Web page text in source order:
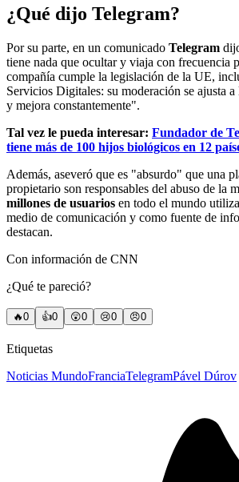
¿Qué dijo Telegram?
Por su parte, en un comunicado Telegram
tiene nada que ocultar y viaja con frecuencia
compañía cumple la legislación de la UE,
Servicios Digitales: su moderación se ajusta a
y mejora constantemente".
Tal vez le pueda interesar: Fundador de
tiene más de 100 hijos biológicos en 12
Además, aseveró que es "absurdo" que una
propietario son responsables del abuso de la
millones de usuarios en todo el mundo
medio de comunicación y como fuente de
destacan.
Con información de CNN
¿Qué te pareció?
🔥0 👍0 😲0 😢0 😠0
Etiquetas
Noticias MundoFranciaTelegramPável Dúrov